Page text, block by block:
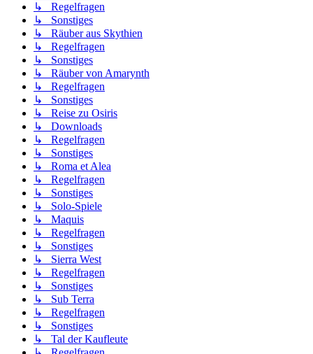
↳ Regelfragen
↳ Sonstiges
↳ Räuber aus Skythien
↳ Regelfragen
↳ Sonstiges
↳ Räuber von Amarynth
↳ Regelfragen
↳ Sonstiges
↳ Reise zu Osiris
↳ Downloads
↳ Regelfragen
↳ Sonstiges
↳ Roma et Alea
↳ Regelfragen
↳ Sonstiges
↳ Solo-Spiele
↳ Maquis
↳ Regelfragen
↳ Sonstiges
↳ Sierra West
↳ Regelfragen
↳ Sonstiges
↳ Sub Terra
↳ Regelfragen
↳ Sonstiges
↳ Tal der Kaufleute